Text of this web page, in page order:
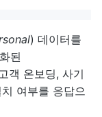
) 데이터를
된
객 온보딩, 사기
여부를 응답으